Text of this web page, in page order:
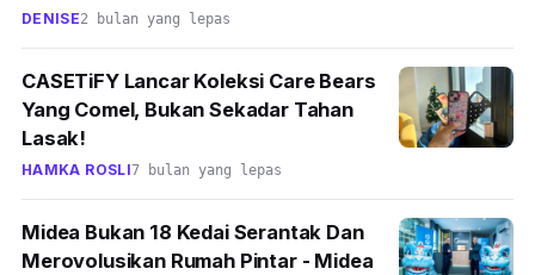
DENISE2 bulan yang lepas
CASETiFY Lancar Koleksi Care Bears
Yang Comel, Bukan Sekadar Tahan
Lasak!
HAMKA ROSLI7 bulan yang lepas
Midea Bukan 18 Kedai Serantak Dan
Merovolusikan Rumah Pintar - Midea